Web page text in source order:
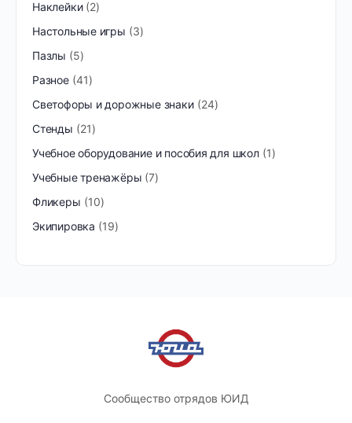
Наклейки 2
Настольные игры
3
Пазлы
5
Разное 41
Светофоры и дорожные знаки
24
Стенды
21
Учебное оборудование и пособия для школ 1
Учебные тренажёры 7
Фликеры
10
Экипировка
19
Сообщество отрядов ЮИД